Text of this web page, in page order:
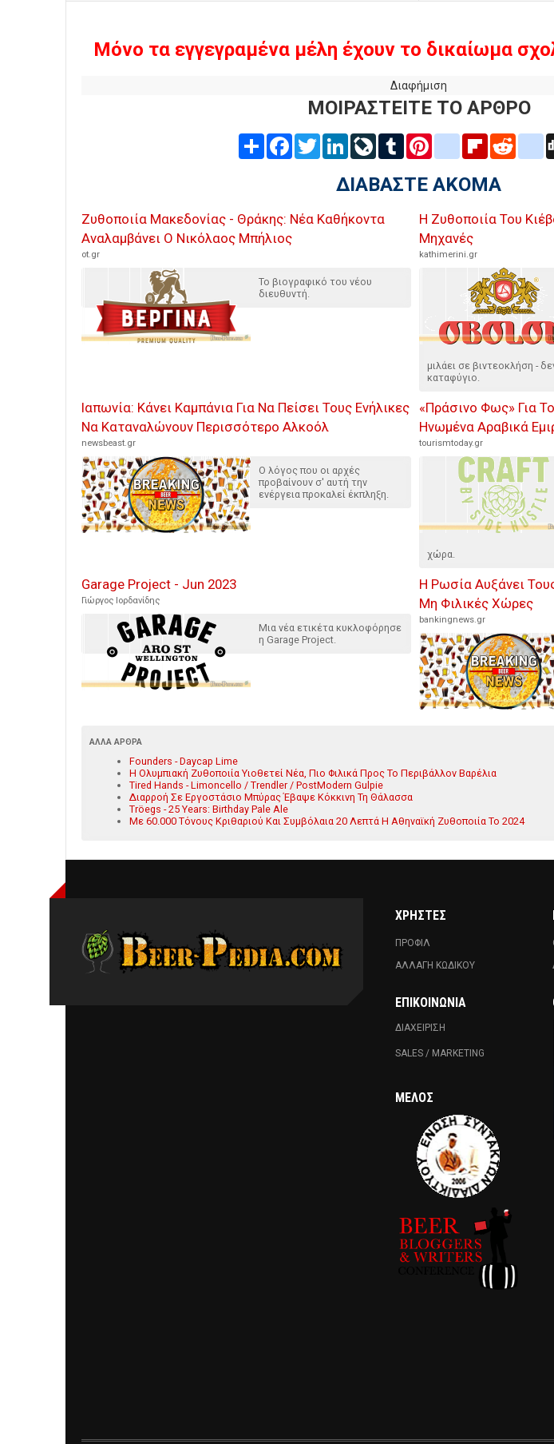
Μόνο τα εγγεγραμένα μέλη έχουν το δικαίωμα
Διαφήμιση
ΜΟΙΡΑΣΤΕΙΤΕ ΤΟ ΑΡΘΡΟ
Share FacebookTwitterLinkedInLiveJournal
Tumblr Pinterestblogger_post
FlipboardReddit
ΔΙΑΒΑΣΤΕ ΑΚΟΜΑ
Ζυθοποιία Μακεδονίας - Θράκης: Νέα Καθήκοντα
Αναλαμβάνει Ο Νικόλαος Μπήλιος
ot.gr
Το βιογραφικό του νέου
διευθυντή.
Η Ζυθοποιία Του
Μηχανές
kathimerini.gr
μιλάει σε βιντεοκλήση -
καταφύγιο.
Ιαπωνία: Κάνει Καμπάνια Για Να Πείσει Τους Ενήλικες
Να Καταναλώνουν Περισσότερο Αλκοόλ
newsbeast.gr
Ο λόγος που οι αρχές
προβαίνουν σ' αυτή την
ενέργεια προκαλεί έκπληξη.
«Πράσινο Φως» Για
Ηνωμένα Αραβικά
tourismtoday.gr
χώρα.
Garage Project - Jun 2023
Γιώργος Ιορδανίδης
Μια νέα ετικέτα κυκλοφόρησε
η Garage Project.
Η Ρωσία Αυξάνει
Μη Φιλικές Χώρες
bankingnews.gr
ΆΛΛΑ ΆΡΘΡΑ
Founders - Daycap Lime
Η Ολυμπιακή Ζυθοποιία Υιοθετεί Νέα, Πιο Φιλικά Προς Το Περιβάλλον Βαρέλια
Tired Hands - Limoncello / Trendler / PostModern Gulpie
Διαρροή Σε Εργοστάσιο Μπύρας Έβαψε Κόκκινη Τη Θάλασσα
Tröegs - 25 Years: Birthday Pale Ale
Με 60.000 Τόνους Κριθαριού Και Συμβόλαια 20 Λεπτά Η Αθηναϊκή Ζυθοποιία Το 2024
ΧΡΗΣΤΕΣ
ΠΡΟΦΙΛ
ΑΛΛΑΓΗ ΚΩΔΙΚΟΥ
ΕΠΙΚΟΙΝΩΝΊΑ
ΔΙΑΧΕΙΡΙΣΗ
SALES / MARKETING
ΜΈΛΟΣ